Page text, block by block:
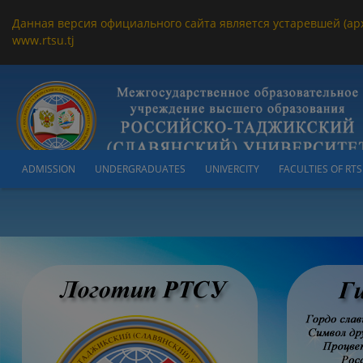
Данная версия официального сайта является устаревшей
www.rtsu.tj
ADMISSION UNDERGRADUATES UNIVERCITY FACULTIES OF